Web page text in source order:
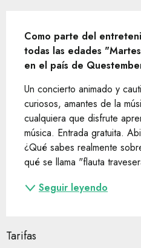
Como parte del
todas las edades
en el país de
Un concierto animado y
curiosos, amantes de la
cualquiera que disfrute
música. Entrada gratuita.
¿Qué sabes realmente
qué se llama "flauta
Seguir leyendo
Tarifas